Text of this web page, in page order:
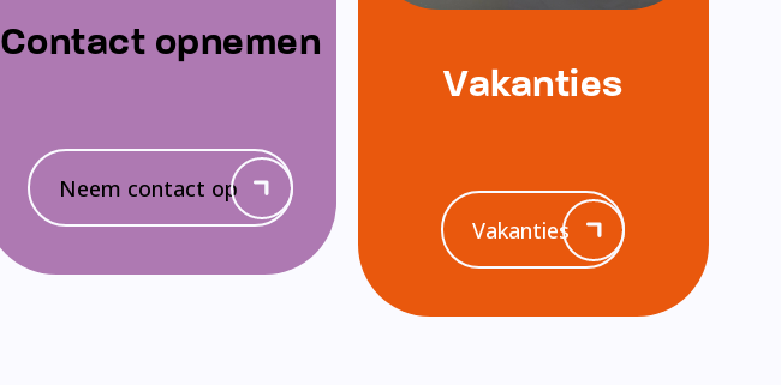
Contact opnemen
Neem contact op
Vakanties
Vakanties